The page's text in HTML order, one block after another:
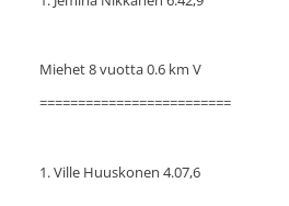
Miehet 8 vuotta 0.6 km V
=========================
1. Ville Huuskonen 4.07,6